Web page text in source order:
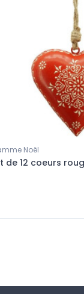
Noël
de 12 coeurs